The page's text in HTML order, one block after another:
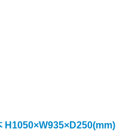
H1050×W935×D250(mm)